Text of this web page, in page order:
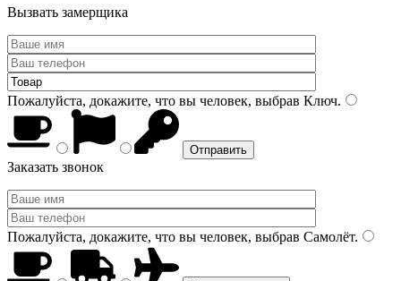
Вызвать замерщика
Пожалуйста, докажите, что вы человек, выбрав Ключ.
Заказать звонок
Пожалуйста, докажите, что вы человек, выбрав Самолёт.